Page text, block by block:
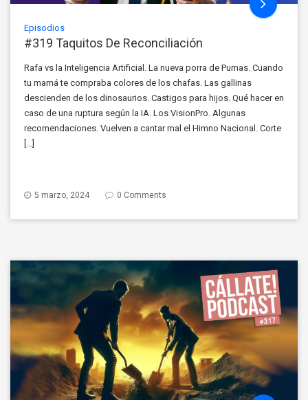
Episodios
#319 Taquitos De Reconciliación
Rafa vs la Inteligencia Artificial. La nueva porra de Pumas. Cuando
tu mamá te compraba colores de los chafas. Las gallinas
descienden de los dinosaurios. Castigos para hijos. Qué hacer en
caso de una ruptura según la IA. Los VisionPro. Algunas
recomendaciones. Vuelven a cantar mal el Himno Nacional. Corte
[…]
5 marzo, 2024 0 Comments